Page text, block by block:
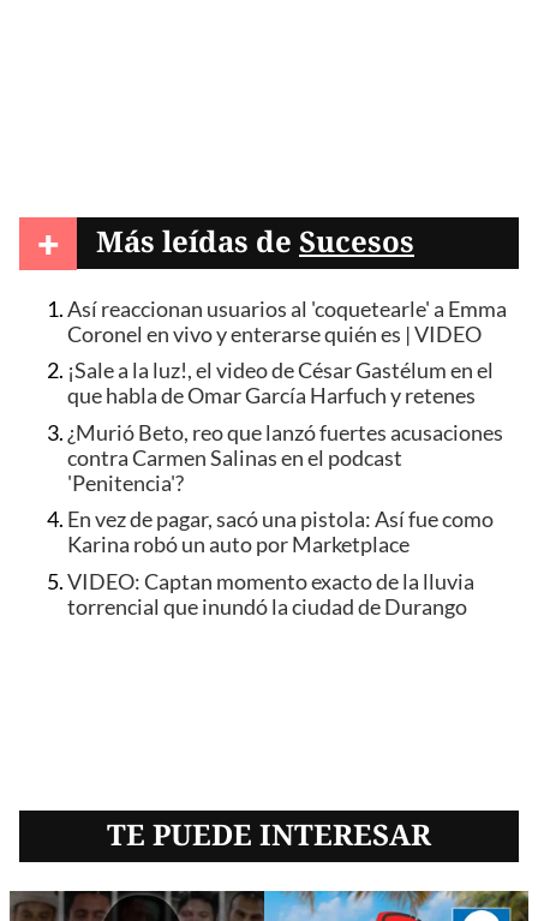
+ Más leídas de Sucesos
Así reaccionan usuarios al 'coquetearle' a Emma
Coronel en vivo y enterarse quién es | VIDEO
¡Sale a la luz!, el video de César Gastélum en el
que habla de Omar García Harfuch y retenes
¿Murió Beto, reo que lanzó fuertes acusaciones
contra Carmen Salinas en el podcast
'Penitencia'?
En vez de pagar, sacó una pistola: Así fue como
Karina robó un auto por Marketplace
VIDEO: Captan momento exacto de la lluvia
torrencial que inundó la ciudad de Durango
TE PUEDE INTERESAR